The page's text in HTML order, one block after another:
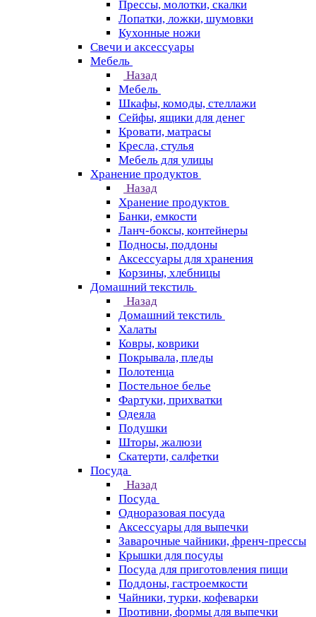
Прессы, молотки, скалки
Лопатки, ложки, шумовки
Кухонные ножи
Свечи и аксессуары
Мебель
Назад
Мебель
Шкафы, комоды, стеллажи
Сейфы, ящики для денег
Кровати, матрасы
Кресла, стулья
Мебель для улицы
Хранение продуктов
Назад
Хранение продуктов
Банки, емкости
Ланч-боксы, контейнеры
Подносы, поддоны
Аксессуары для хранения
Корзины, хлебницы
Домашний текстиль
Назад
Домашний текстиль
Халаты
Ковры, коврики
Покрывала, пледы
Полотенца
Постельное белье
Фартуки, прихватки
Одеяла
Подушки
Шторы, жалюзи
Скатерти, салфетки
Посуда
Назад
Посуда
Одноразовая посуда
Аксессуары для выпечки
Заварочные чайники, френч-прессы
Крышки для посуды
Посуда для приготовления пищи
Поддоны, гастроемкости
Чайники, турки, кофеварки
Противни, формы для выпечки